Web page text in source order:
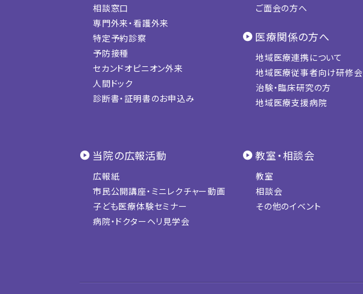
相談窓口
専門外来・看護外来
特定予約診察
予防接種
セカンドオピニオン外来
人間ドック
診断書・証明書のお申込み
ご面会の方へ
医療関係の方へ
地域医療連携について
地域医療従事者向け研修会
治験・臨床研究の方
地域医療支援病院
当院の広報活動
広報紙
市民公開講座・ミニレクチャー動画
子ども医療体験セミナー
病院・ドクターヘリ見学会
教室・相談会
教室
相談会
その他のイベント